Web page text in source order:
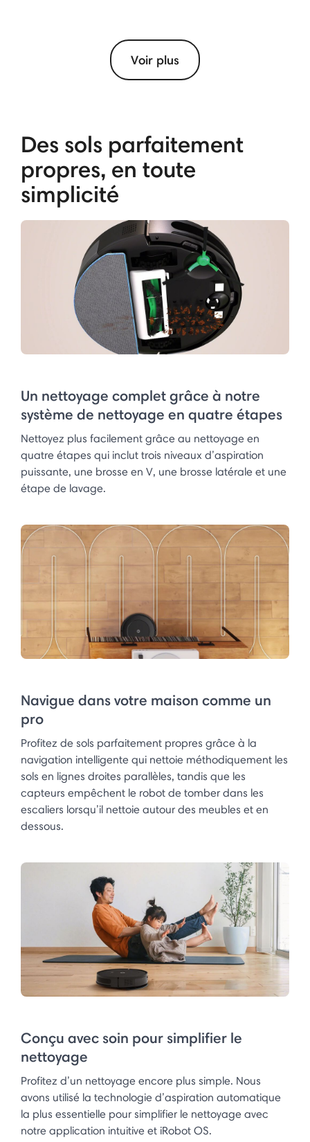
Voir plus
Des sols parfaitement
propres, en toute
simplicité
Un nettoyage complet grâce à notre
système de nettoyage en quatre étapes
Nettoyez plus facilement grâce au nettoyage en
quatre étapes qui inclut trois niveaux d’aspiration
puissante, une brosse en V, une brosse latérale et une
étape de lavage.
Navigue dans votre maison comme un
pro​
Profitez de sols parfaitement propres grâce à la
navigation intelligente qui nettoie méthodiquement les
sols en lignes droites parallèles, tandis que les
capteurs empêchent le robot de tomber dans les
escaliers lorsqu’il nettoie autour des meubles et en
dessous.​
Conçu avec soin pour simplifier le
nettoyage
Profitez d’un nettoyage encore plus simple. Nous
avons utilisé la technologie d’aspiration automatique
la plus essentielle pour simplifier le nettoyage avec
notre application intuitive et iRobot OS.